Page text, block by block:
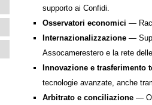
supporto ai Confidi.
Osservatori economici —
Internazionalizzazione —
Assocamerestero e la rete
Innovazione e trasferimento
tecnologie avanzate, anche
Arbitrato e conciliazione —